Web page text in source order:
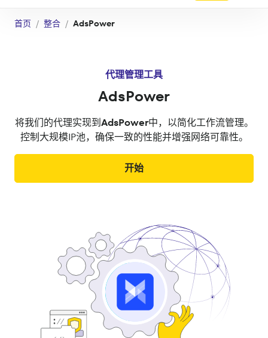
首页 整合 AdsPower
代理管理工具
AdsPower
将我们的代理实现到AdsPower中，以简化工作流管理。
控制大规模IP池，确保一致的性能并增强网络可靠性。
开始